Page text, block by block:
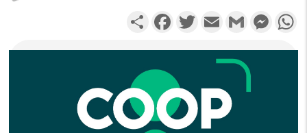
PartagerFacebookTwitterEmail Gmail